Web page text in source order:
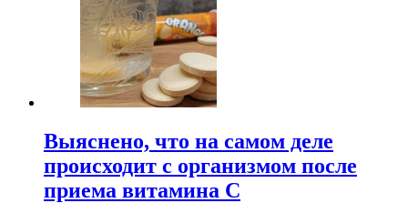
Выяснено, что на самом деле
происходит с организмом после
приема витамина С